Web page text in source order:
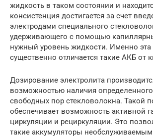
жидкость в таком состоянии и
консистенция достигается за счет
электродами специального
удерживающего с помощью
нужный уровень жидкости. Именно эта
существенно отличается такие АКБ от
Дозирование электролита
возможностью наличия
свободных пор стекловолокна. Такой
обеспечивает возможность активной
циркуляции и рециркуляции. Это
такие аккумуляторы